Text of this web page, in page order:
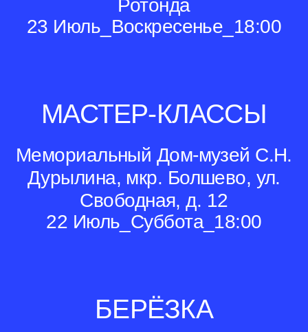
Ротонда
23 Июль_Воскресенье_18:00
МАСТЕР-КЛАССЫ
Мемориальный Дом-музей С.Н.
Дурылина, мкр. Болшево, ул.
Свободная, д. 12
22 Июль_Суббота_18:00
БЕРЁЗКА